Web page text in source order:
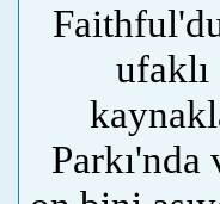
ufaklı
Parkı'nda